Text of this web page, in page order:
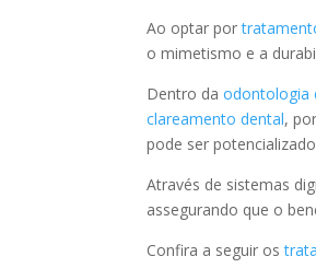
Ao optar por
o mimetismo e a
Dentro daodontologia
clareamento dental,
pode ser
Através de sistemas
assegurando que o
Confira a seguir os